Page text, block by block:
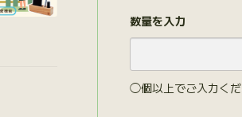
数量を入力
◯個以上でご入力く